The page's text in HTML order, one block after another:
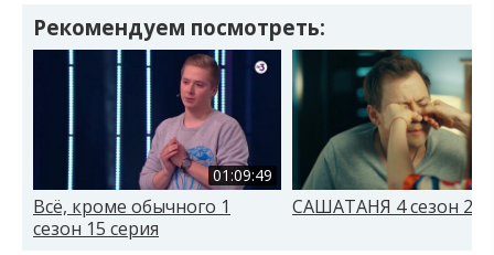
Рекомендуем посмотреть:
01:09:49
Всё, кроме обычного 1
сезон 15 серия
САШАТАНЯ 4 сезон 26